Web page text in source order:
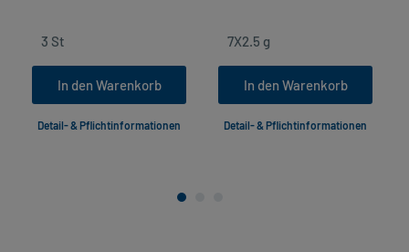
In den Warenkorb
Detail- & Pflichtinformationen
In den Warenkorb
Detail- & Pflichtinformationen